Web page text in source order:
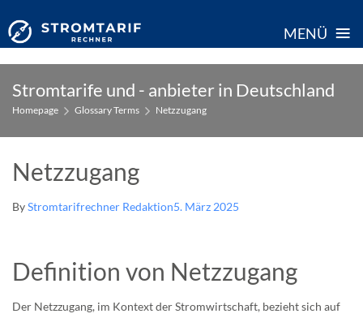
MENÜ ≡
content
Stromtarife und - anbieter in Deutschland
Homepage Glossary Terms Netzzugang
Netzzugang
ByStromtarifrechner Redaktion5. März 2025
Definition von Netzzugang
Der Netzzugang, im Kontext der Stromwirtschaft, bezieht sich auf